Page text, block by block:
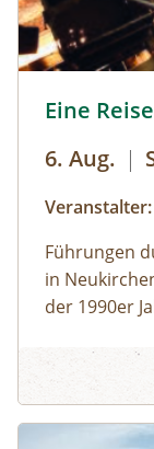
Eine
6. Aug. |
Veranstalter:
Führungen
in
der 1990er
spannende
Eine Reise ins